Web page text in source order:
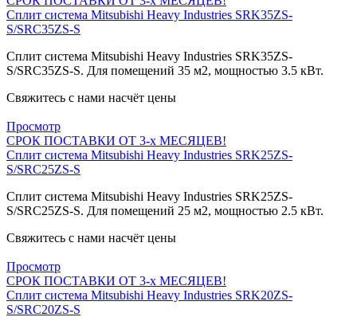
Сплит система Mitsubishi Heavy Industries SRK35ZS-
S/SRC35ZS-S
Сплит система Mitsubishi Heavy Industries SRK35ZS-
S/SRC35ZS-S. Для помещений 35 м2, мощностью 3.5 кВт.
Свяжитесь с нами насчёт цены
Просмотр
СРОК ПОСТАВКИ ОТ 3-х МЕСЯЦЕВ!
Сплит система Mitsubishi Heavy Industries SRK25ZS-
S/SRC25ZS-S
Сплит система Mitsubishi Heavy Industries SRK25ZS-
S/SRC25ZS-S. Для помещений 25 м2, мощностью 2.5 кВт.
Свяжитесь с нами насчёт цены
Просмотр
СРОК ПОСТАВКИ ОТ 3-х МЕСЯЦЕВ!
Сплит система Mitsubishi Heavy Industries SRK20ZS-
S/SRC20ZS-S